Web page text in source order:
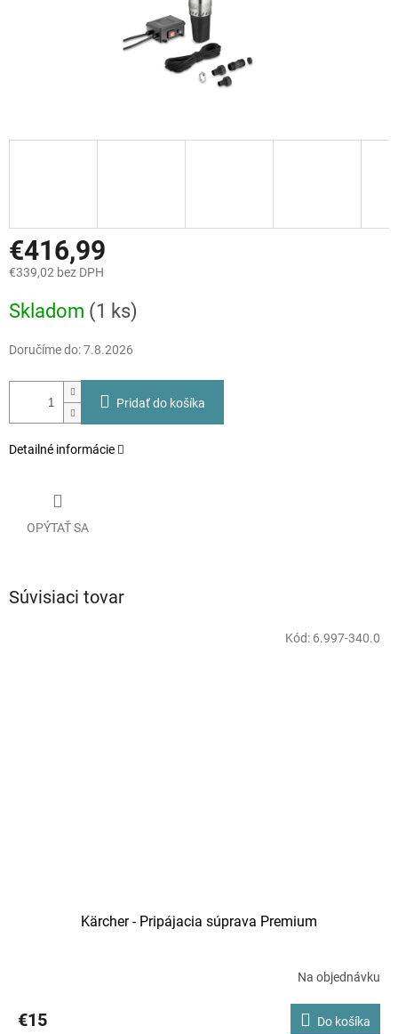
€416,99
€339,02 bez DPH
cena:
Skladom (1 ks)
Doručíme do:7.8.2026
Pridať do košíka
Detailné informácie
OPÝTAŤ SA
Súvisiaci tovar
Kärcher - Pripájacia súprava Premium
Na objednávku
€15 Do košíka
Kód: 6.997-340.0